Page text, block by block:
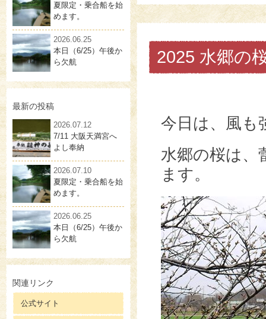
夏限定・乗合船を始
めます。
2026.06.25
本日（6/25）午後か
ら欠航
最新の投稿
2026.07.12
7/11 大阪天満宮へ
よし奉納
2026.07.10
夏限定・乗合船を始
めます。
2026.06.25
本日（6/25）午後か
ら欠航
関連リンク
公式サイト
2025 水郷の
今日は、風も
水郷の桜は、
ます。